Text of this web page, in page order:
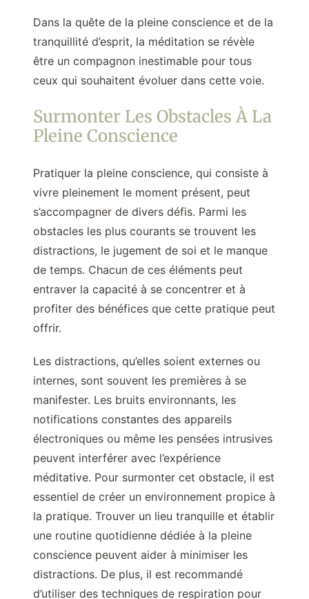
Dans la quête de la pleine conscience et de la
tranquillité d’esprit, la méditation se révèle
être un compagnon inestimable pour tous
ceux qui souhaitent évoluer dans cette voie.
Surmonter Les Obstacles À La
Pleine Conscience
Pratiquer la pleine conscience, qui consiste à
vivre pleinement le moment présent, peut
s’accompagner de divers défis. Parmi les
obstacles les plus courants se trouvent les
distractions, le jugement de soi et le manque
de temps. Chacun de ces éléments peut
entraver la capacité à se concentrer et à
profiter des bénéfices que cette pratique peut
offrir.
Les distractions, qu’elles soient externes ou
internes, sont souvent les premières à se
manifester. Les bruits environnants, les
notifications constantes des appareils
électroniques ou même les pensées intrusives
peuvent interférer avec l’expérience
méditative. Pour surmonter cet obstacle, il est
essentiel de créer un environnement propice à
la pratique. Trouver un lieu tranquille et établir
une routine quotidienne dédiée à la pleine
conscience peuvent aider à minimiser les
distractions. De plus, il est recommandé
d’utiliser des techniques de respiration pour